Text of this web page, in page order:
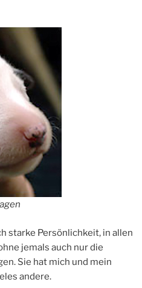
starke Persönlichkeit, in allen
jemals auch nur die
Sie hat mich und mein
andere.